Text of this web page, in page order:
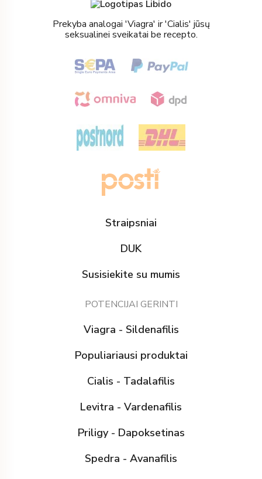
Prekyba analogai 'Viagra' ir 'Cialis' jūsų
seksualinei sveikatai be recepto.
Straipsniai
DUK
Susisiekite su mumis
POTENCIJAI GERINTI
Viagra - Sildenafilis
Populiariausi produktai
Cialis - Tadalafilis
Levitra - Vardenafilis
Priligy - Dapoksetinas
Spedra - Avanafilis